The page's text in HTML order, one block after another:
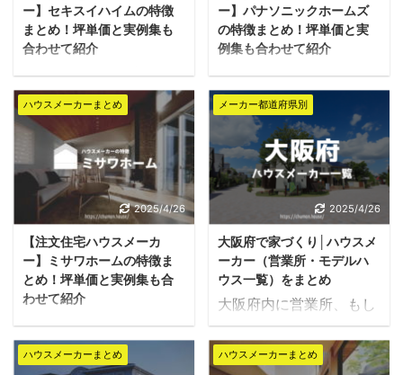
とめました。 複数社ハウ
スメーカーから「カタロ
グ・間取り図・見積 ...
で悩みを抱える方は、一
条工務店を加えて検討し
てみると考え方が変 ...
ます！ ※当サイト「注文
HOUSE」では、全国の
ます。掲載されてない会
社様がございましたらコ
チラまでご連絡くださ
い。 千葉県の工務店一覧
千葉市 マツシタホーム
トミオ TIMBER YARD
D'S STYLE スタジオ・
チッ ...
間取りで自由な設計がで
きる点も人気な理由の一
つ。 今回はトヨタホーム
の特徴から実例まで紹介
します。 トヨタホームで
家を建てたい！どのよう
なこだわりがあるのか知
りたい！という方はぜひ
参考にしてください。 複
数社ハウスメーカーから
「カタログ・間取り図・
見積もり」を取り寄せた
い方は、一括サービスの
提供を受けることが ...
ー】セキスイハイムの特徴
まとめ！坪単価と実例集も
合わせて紹介
積水化学グループのハウ
スメーカー、セキスイハ
イム。 「住・社会のイン
フラ創造」と「ケミカル
ソリューション」の開拓
を続け、暮らしと地球環
境に貢献しています。 最
先端の性能や手厚いサポ
ート力を考え、安心安全
な未来の住まいづくりと
を目指すハウスメーカ
ー。 今回は、セキスイハ
イムの特徴から坪単価・
実例まで詳しく紹介して
ー】パナソニックホームズ
の特徴まとめ！坪単価と実
例集も合わせて紹介
パナソニックホームズ
は、パナソニックグルー
プの総合住宅メーカーで
す。 2018年にパナホー
ム株式会社から社名を変
更し、パナソニックの完
全子会社として住空間事
業の拡大を担うことにな
りました。 電機メーカー
のグループというだけあ
って、IoTや省エネ技術
と言った先進テクノロジ
ーに定評があり、IoTの
技術だけではなく、基本
ハウスメーカーまとめ
2025/4/26
【注文住宅ハウスメーカ
ー】ミサワホームの特徴ま
とめ！坪単価と実例集も合
わせて紹介
「住まいを通じて生涯の
おつきあい」をコンセプ
トに、住宅設計・製造・
メーカー都道府県別
2025/4/26
大阪府で家づくり│ハウスメ
ーカー（営業所・モデルハ
ウス一覧）をまとめ
大阪府内に営業所、もし
くはモデルハウスがある
ハウスメーカーを一覧で
紹介します。 府内で施工
ハウスメーカーまとめ ハウスメーカーまとめ